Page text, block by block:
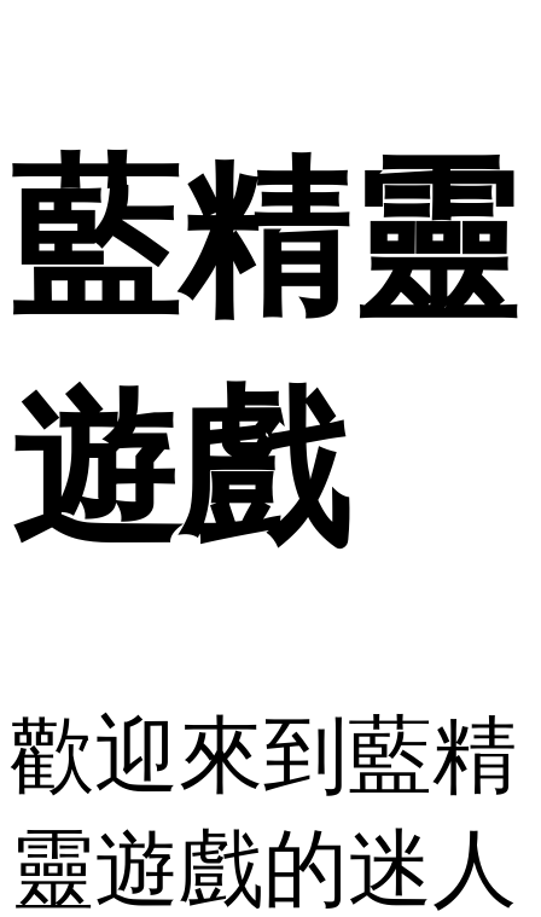
藍精靈
遊戲
歡迎來到藍精
靈遊戲的迷人